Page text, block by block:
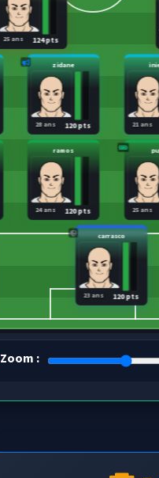
carrasco
120 pts
23 ans
ramos
120 pts
24 ans 25 ans
zidane
120 pts
28 ans 21 ans
124 pts
25 ans
Zoom :